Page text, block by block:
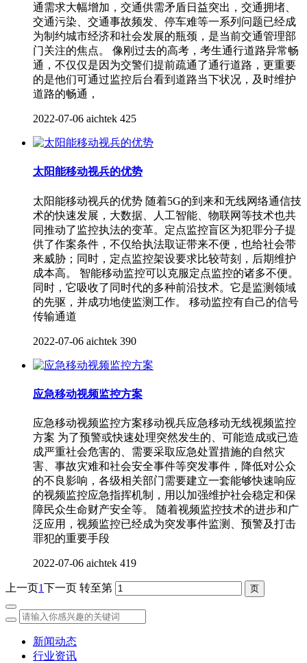
通需求大幅增加，交通供需矛盾日益突出，交通拥堵、
交通污染、交通事故频发、停车难等一系列问题已经成
为制约城市经济和社会发展的瓶颈，是当前交通管理部
门关注的焦点。 像刚过去的高考，考生通行道路异常畅
通，不仅仅是因为交警们提前疏通了通行道路，更重要
的是他们可通过监控后台看到道路当下状况，及时维护
道路的畅通，
2022-07-06 aichtek 425
太阳能移动视兵的优势
太阳能移动视兵的优势 随着5G的到来和无线网络通信技
术的快速发展，大数据、人工智能、物联网等技术也共
同推动了监控执法的变革。定点监控盲区为犯罪分子提
供了作案条件，不仅给执法取证带来不便，也给社会带
来威胁；同时，定点监控架设要求比较苛刻，后期维护
成本高。 智能移动监控可以克服定点监控的诸多不便。
同时，它吸收了同时代的多种前沿技术。它是监测领域
的先驱，并成功地使监测工作。 移动监控有自己的信号
传输通道
2022-07-06 aichtek 390
应急移动视频监控方案
应急移动视频监控方案移动视兵应急移动无线视频监控
方案 为了预警或快速处理突然发生的、可能造成或已造
成严重社会危害的、需要采取应急处置措施的自然灾
害、事故灾难和社会安全事件等突发事件，降低对公众
的不良影响，各级相关部门需要建立一套能够快速响应
的视频监控应急指挥机制，用以加强维护社会稳定和保
障民众生命财产安全等。 随着视频监控技术的进步和广
泛应用，视频监控已经成为突发事件监测、预警及打击
罪犯的重要手段
2022-07-06 aichtek 419
上一页1下一页 转至第
新闻动态
行业资讯